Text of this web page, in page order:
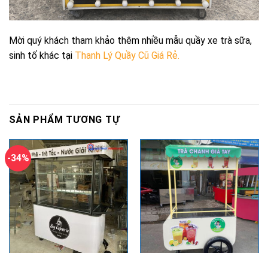
Mời quý khách tham khảo thêm nhiều mẫu quầy xe trà sữa,
sinh tố khác tại Thanh Lý Quầy Cũ Giá Rẻ.
SẢN PHẨM TƯƠNG TỰ
-34%